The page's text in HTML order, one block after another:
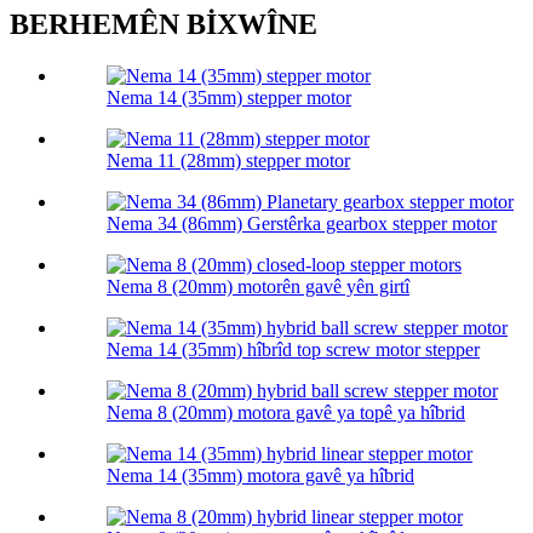
BERHEMÊN BİXWÎNE
Nema 14 (35mm) stepper motor
Nema 11 (28mm) stepper motor
Nema 34 (86mm) Gerstêrka gearbox stepper motor
Nema 8 (20mm) motorên gavê yên girtî
Nema 14 (35mm) hîbrîd top screw motor stepper
Nema 8 (20mm) motora gavê ya topê ya hîbrid
Nema 14 (35mm) motora gavê ya hîbrid